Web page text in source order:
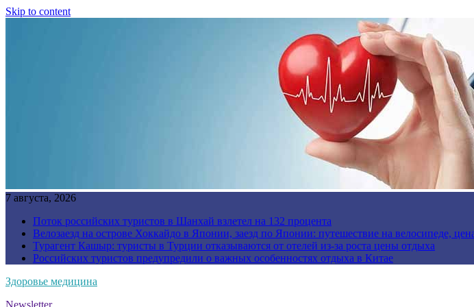
Skip to content
7 августа, 2026
Поток российских туристов в Шанхай взлетел на 132 процента
Велозаезд на острове Хоккайдо в Японии, заезд по Японии: путешествие на велосипеде,
Турагент Кашыр: туристы в Турции отказываются от отелей из-за роста цены отдыха
Российских туристов предупредили о важных особенностях отдыха в Китае
Здоровье медицина
Newsletter